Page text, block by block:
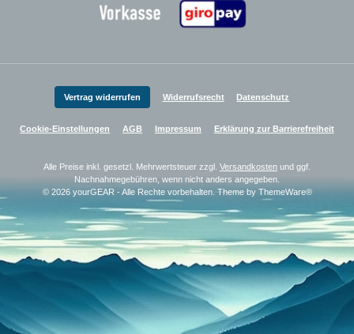
Zahlungsanbieter
Vertrag widerrufen Widerrufsrecht Datenschutz
Cookie-Einstellungen AGB Impressum Erklärung zur Barrierefreiheit
Alle Preise inkl. gesetzl. Mehrwertsteuer zzgl. Versandkosten und ggf.
Nachnahmegebühren, wenn nicht anders angegeben.
© 2026 yourGEAR - Alle Rechte vorbehalten. Theme by ThemeWare®